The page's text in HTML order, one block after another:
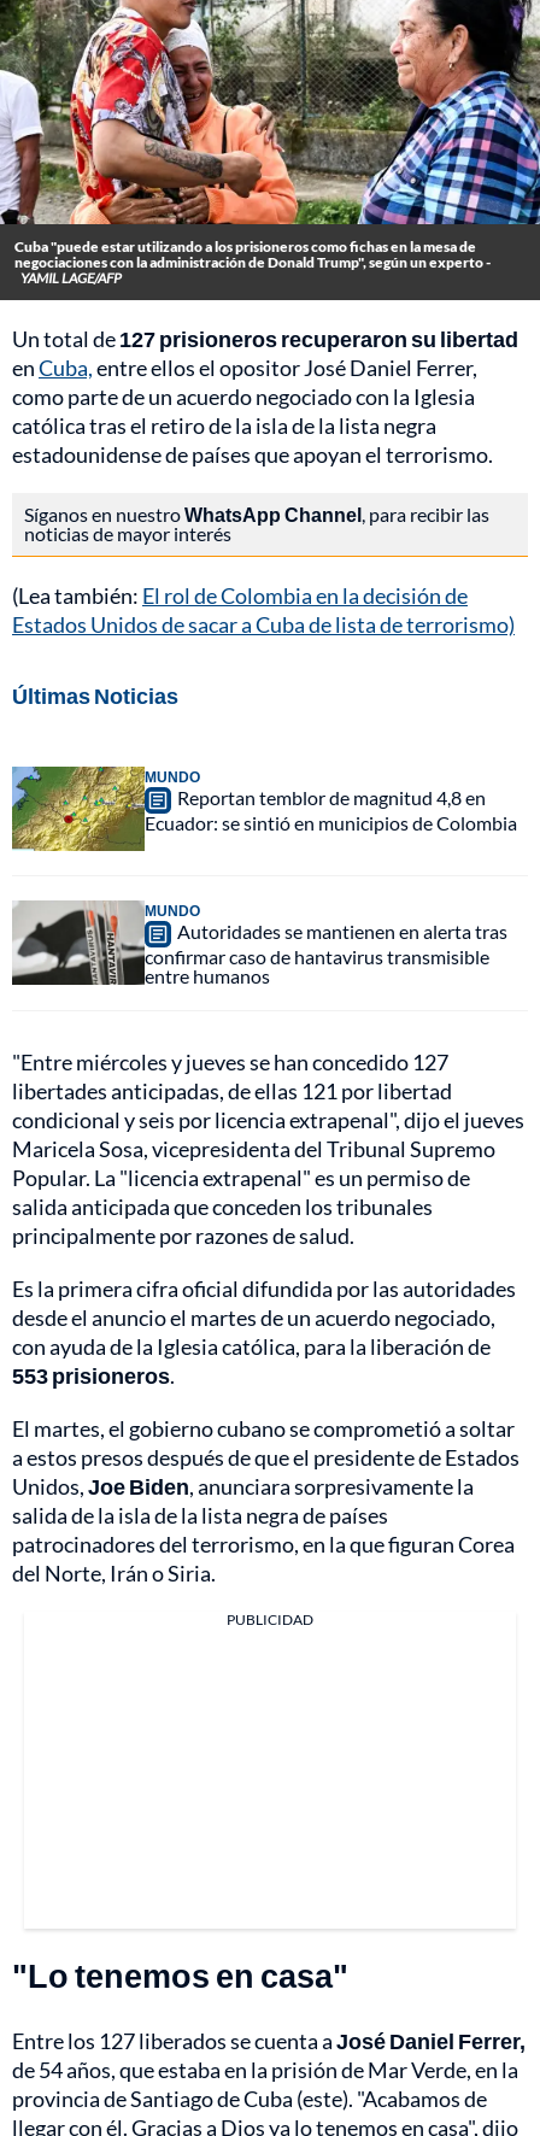
Cuba "puede estar utilizando a los prisioneros como fichas en la mesa de
negociaciones con la administración de Donald Trump", según un experto -
YAMIL LAGE/AFP
Un total de127 prisioneros recuperaron su libertad
enCuba,entre ellos el opositor José Daniel Ferrer,
como parte de un acuerdo negociado con la Iglesia
católica tras el retiro de la isla de la lista negra
estadounidense de países que apoyan el terrorismo.
Síganos en nuestroWhatsApp Channel, para recibir las
noticias de mayor interés
(Lea también: El rol de Colombia en la decisión de
Estados Unidos de sacar a Cuba de lista de terrorismo)
Últimas Noticias
MUNDO
Reportan temblor de magnitud 4,8 en
Ecuador: se sintió en municipios de Colombia
MUNDO
Autoridades se mantienen en alerta tras
confirmar caso de hantavirus transmisible
entre humanos
"Entre miércoles y jueves se han concedido 127
libertades anticipadas, de ellas 121 por libertad
condicional y seis por licencia extrapenal", dijo el jueves
Maricela Sosa, vicepresidenta del Tribunal Supremo
Popular. La "licencia extrapenal" es un permiso de
salida anticipada que conceden los tribunales
principalmente por razones de salud.
Es la primera cifra oficial difundida por las autoridades
desde el anuncio el martes de un acuerdo negociado,
con ayuda de la Iglesia católica, para la liberación de
553 prisioneros.
El martes, el gobierno cubano se comprometió a soltar
a estos presos después de que el presidente de Estados
Unidos,Joe Biden, anunciara sorpresivamente la
salida de la isla de la lista negra de países
patrocinadores del terrorismo, en la que figuran Corea
del Norte, Irán o Siria.
PUBLICIDAD
"Lo tenemos en casa"
Entre los 127 liberados se cuenta aJosé Daniel Ferrer,
de 54 años, que estaba en la prisión de Mar Verde, en la
provincia de Santiago de Cuba (este). "Acabamos de
llegar con él. Gracias a Dios ya lo tenemos en casa", dijo